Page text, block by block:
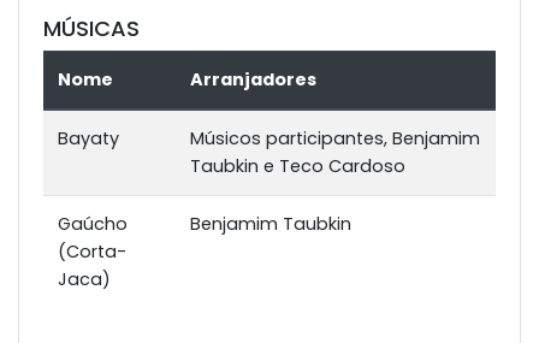
MÚSICAS
Nome Arranjadores
Bayaty
Músicos participantes, Benjamim
Taubkin e Teco Cardoso
Gaúcho
(Corta-
Jaca)
Benjamim Taubkin